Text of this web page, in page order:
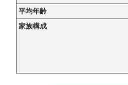
平均年齢
家族構成